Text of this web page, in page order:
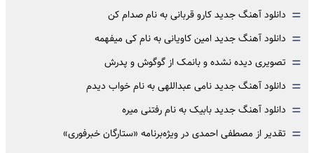
= دانلود آهنگ جدید کارو قربانی به نام صدام کن
= دانلود آهنگ جدید امین کاویانی به نام کی میفهمه
= تصویری دیده نشده و بانمک از گوگوش و پدرش
= دانلود آهنگ جدید نامی عبداللهی به نام خواب دیدم
= دانلود آهنگ جدید بابیک به نام رفتنی میره
= تقدیر از مصطفی احمدی در ویژه‌برنامه «ستارگان خبرفوری»